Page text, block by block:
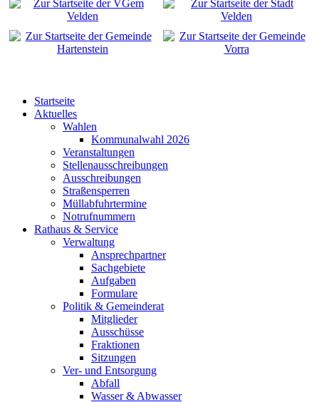
Startseite
Aktuelles
Wahlen
Kommunalwahl 2026
Veranstaltungen
Stellenausschreibungen
Ausschreibungen
Straßensperren
Müllabfuhrtermine
Notrufnummern
Rathaus & Service
Verwaltung
Ansprechpartner
Sachgebiete
Aufgaben
Formulare
Politik & Gemeinderat
Mitglieder
Ausschüsse
Fraktionen
Sitzungen
Ver- und Entsorgung
Abfall
Wasser & Abwasser